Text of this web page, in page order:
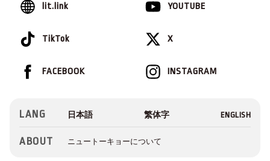
lit.link YOUTUBE
TikTok X
INSTAGRAM
FACEBOOK
LANG
ABOUT ニュートーキョーについて